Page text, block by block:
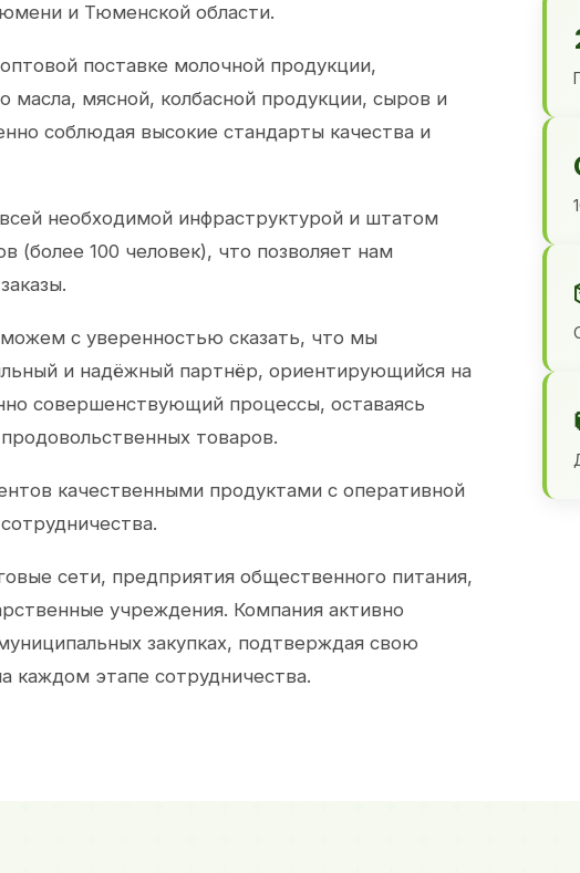
и Тюменской области.
поставке молочной продукции,
масла, мясной, колбасной продукции, сыров и
соблюдая высокие стандарты качества и
необходимой инфраструктурой и штатом
(более 100 человек), что позволяет нам
с уверенностью сказать, что мы
и надёжный партнёр, ориентирующийся на
совершенствующий процессы, оставаясь
товаров.
качественными продуктами с оперативной
сети, предприятия общественного питания,
учреждения. Компания активно
закупках, подтверждая свою
каждом этапе сотрудничества.